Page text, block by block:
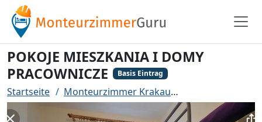
POKOJE MIESZKANIA I DOMY
PRACOWNICZE
Basis Eintrag
Startseite Monteurzimmer Krakau